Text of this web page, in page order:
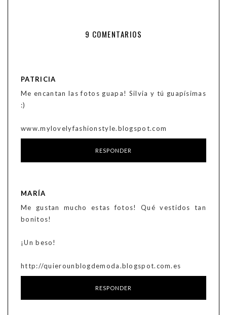
9 COMENTARIOS
PATRICIA
Me encantan las fotos guapa! Silvia y tú guapísimas
:)
www.mylovelyfashionstyle.blogspot.com
RESPONDER
MARÍA
Me gustan mucho estas fotos! Qué vestidos tan
bonitos!
¡Un beso!
http://quierounblogdemoda.blogspot.com.es
RESPONDER